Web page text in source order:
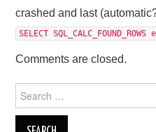
crashed and last
SELECT
Comments are closed.
for: